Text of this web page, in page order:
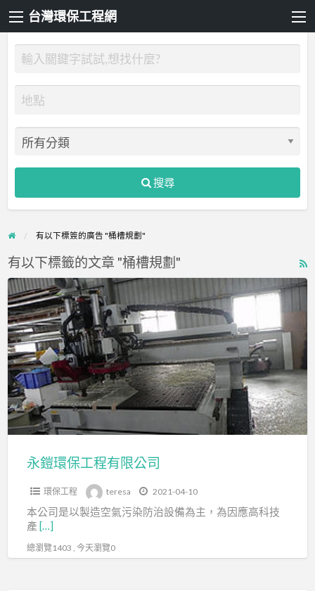
台灣環保工程網
搜尋
有以下標簽的廣告 "桶槽規劃"
有以下標籤的文章 "桶槽規劃"
永
鎧
環
保
工
程
有
限
公
永鎧環保工程有限公司
環保工程 teresa 2021-04-10
本公司是以製造空氣污染防治設備為主，為因應高科技
產 […]
總瀏覽1403 , 今天瀏覽0